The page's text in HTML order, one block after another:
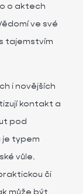
o aktech
ve své
tajemstvím
i novějších
kontakt a
pod
je typem
vůle.
či
může být